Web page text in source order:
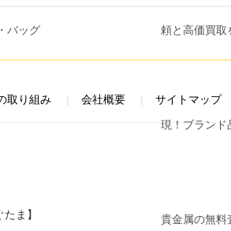
取り組み 会社概要 サイトマップ
ま】